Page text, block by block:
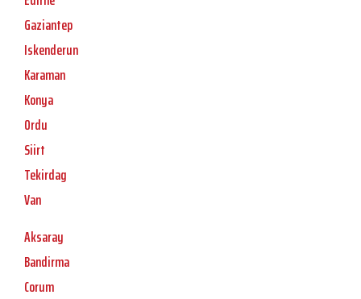
Gaziantep
Iskenderun
Karaman
Konya
Ordu
Siirt
Tekirdag
Van
Aksaray
Bandirma
Corum